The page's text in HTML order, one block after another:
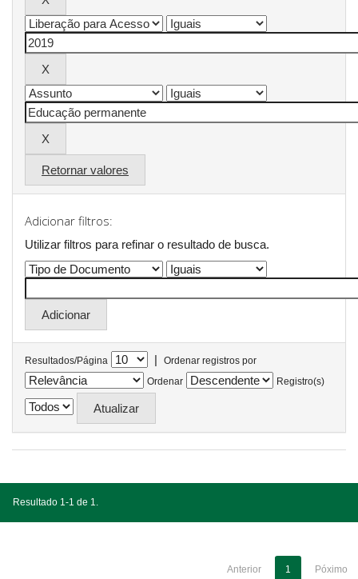
Retornar valores
Adicionar filtros:
Utilizar filtros para refinar o resultado de busca.
Resultados/Página |
Ordenar registros por
Ordenar
Registro(s)
Resultado 1-1 de 1.
Anterior 1 Póximo